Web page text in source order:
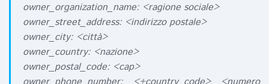
owner_organization_name: <ragione sociale>
owner_street_address: <indirizzo postale>
owner_city: <città>
owner_country: <nazione>
owner_postal_code: <cap>